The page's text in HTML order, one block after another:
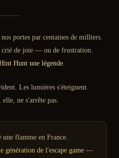
portes par centaines de milliers.
crié de joie — ou de frustration.
Hunt une légende.
Les lumières s'éteignent.
ne s'arrête pas.
flamme en France.
génération de l'escape game —